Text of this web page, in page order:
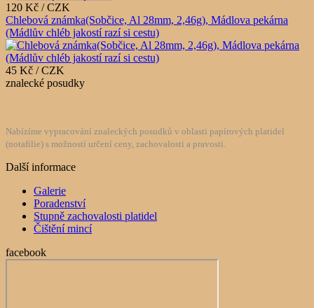
120 Kč / CZK
Chlebová známka(Sobčice, Al 28mm, 2,46g), Mádlova pekárna
(Mádlův chléb jakostí razí si cestu)
45 Kč / CZK
znalecké posudky
Nabízíme vypracování znaleckých posudků v oblasti papírových platidel
(notafilie) s možností určení ceny, zachovalosti a pravosti.
Další informace
Galerie
Poradenství
Stupně zachovalosti platidel
Čištění mincí
facebook